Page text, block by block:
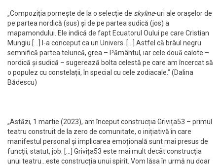
„Compoziția pornește de la o selecție de skyline-uri ale orașelor de
pe partea nordică (sus) și de pe partea sudică (jos) a
mapamondului. Ele indică de fapt Ecuatorul Oului pe care Cristian
Mungiu […] l-a conceput ca un Univers. […] Astfel că brâul negru
semnifică partea telurică, grea – Pământul, iar cele două calote –
nordică și sudică – sugerează bolta celestă pe care am încercat să
o populez cu constelații, în special cu cele zodiacale.” (Dalina
Bădescu)
„Astăzi, 1 martie (2023), am început construcția Grivița53 – primul
teatru construit de la zero de comunitate, o inițiativă în care
manifestul personal și implicarea emoțională sunt mai presus de
funcții, statut, job. […] Grivița53 este mai mult decât construcția
unui teatru…este construcția unui spirit. Vom lăsa în urmă nu doar